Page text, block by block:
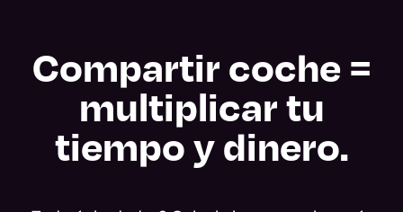
Compartir coche =
multiplicar tu
tiempo y dinero.